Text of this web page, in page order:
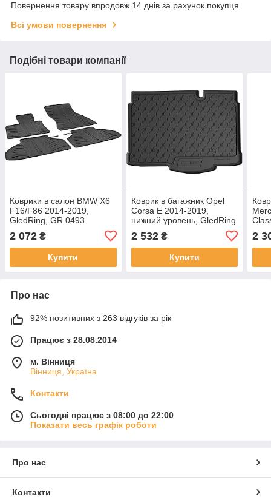
Повернення товару впродовж 14 днів за рахунок покупця
Всі умови повернення
Подібні товари компанії
Коврики в салон BMW X6
F16/F86 2014-2019,
GledRing, GR 0493
2 072 ₴
Купити
Коврик в багажник Opel
Corsa E 2014-2019,
нижний уровень, GledRing
2 532₴
Купити
2
Про нас
92% позитивних з 263 відгуків за рік
Працює з 28.08.2014
м. Вінниця
Вінниця, Україна
Контакти
Сьогодні працює з 08:00 до 22:00
Показати весь графік роботи
Про нас
Контакти